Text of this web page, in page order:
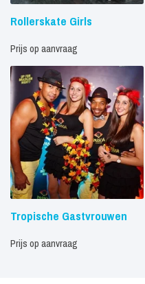
Rollerskate Girls
Prijs op aanvraag
Tropische Gastvrouwen
Prijs op aanvraag